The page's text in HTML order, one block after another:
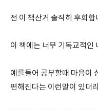
전 이 책산거 솔직히 후회합
이 책에는 너무 기독교적인
예를들어 공부할때 마음이
편해진다는 이런말이 있더